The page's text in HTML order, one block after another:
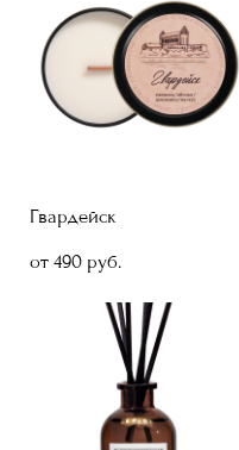
Гвардейск
от 490 pуб.